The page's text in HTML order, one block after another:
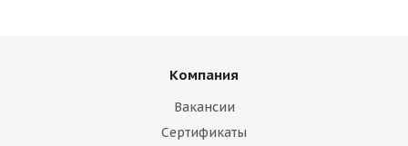
Компания
Вакансии
Сертификаты